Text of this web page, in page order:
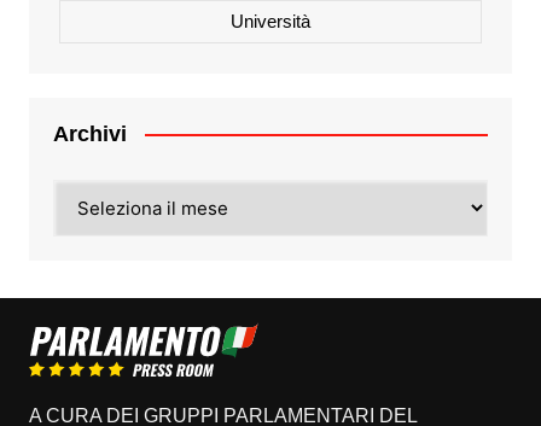
Università
Archivi
A CURA DEI GRUPPI PARLAMENTARI DEL